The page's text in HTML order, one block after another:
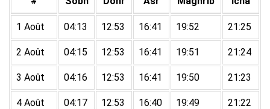
1 Août 04:13 12:53 16:41 19:52 21:25
2 Août 04:15 12:53 16:41 19:51 21:24
3 Août 04:16 12:53 16:41 19:50 21:23
4 Août 04:17 12:53 16:40 19:49 21:22